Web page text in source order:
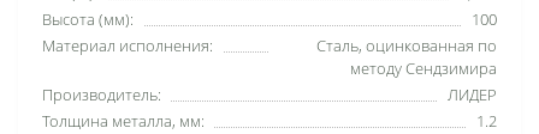
Высота (мм):
100
Материал исполнения:
Сталь, оцинкованная по
методу Сендзимира
Производитель:
ЛИДЕР
Толщина металла, мм:
1.2